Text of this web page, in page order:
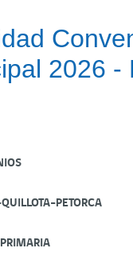
2026 -
PETORCA